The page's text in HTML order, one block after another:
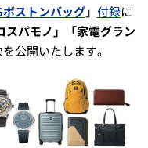
ストンバッグ」 付録に
スパモノ」「家電グラン
公開いたします。